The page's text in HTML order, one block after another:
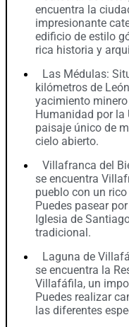
encuentra la
impresionante
edificio de estilo
rica historia y
Las Médulas:
kilómetros de
yacimiento
Humanidad por la
paisaje único de
cielo abierto.
Villafranca del
se encuentra
pueblo con un
Puedes pasear
Iglesia de
tradicional.
Laguna de
se encuentra la
Villafáfila, un
Puedes realizar
las diferentes